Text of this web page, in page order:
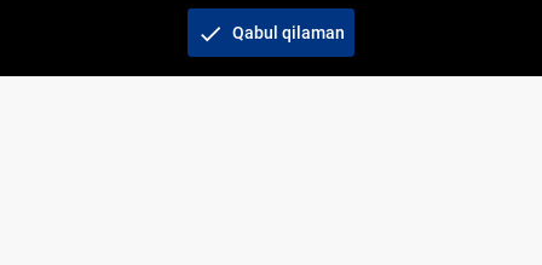
+998 71 202-21-11
check Qabul qilaman